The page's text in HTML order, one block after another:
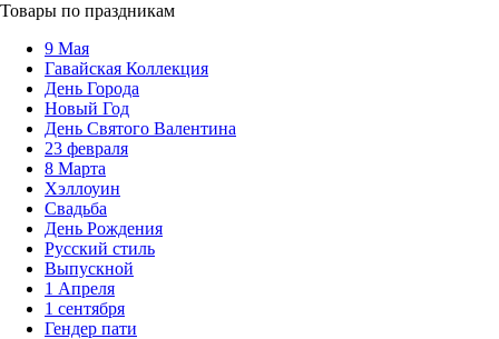
Товары по праздникам
9 Мая
Гавайская Коллекция
День Города
Новый Год
День Святого Валентина
23 февраля
8 Марта
Хэллоуин
Свадьба
День Рождения
Русский стиль
Выпускной
1 Апреля
1 сентября
Гендер пати